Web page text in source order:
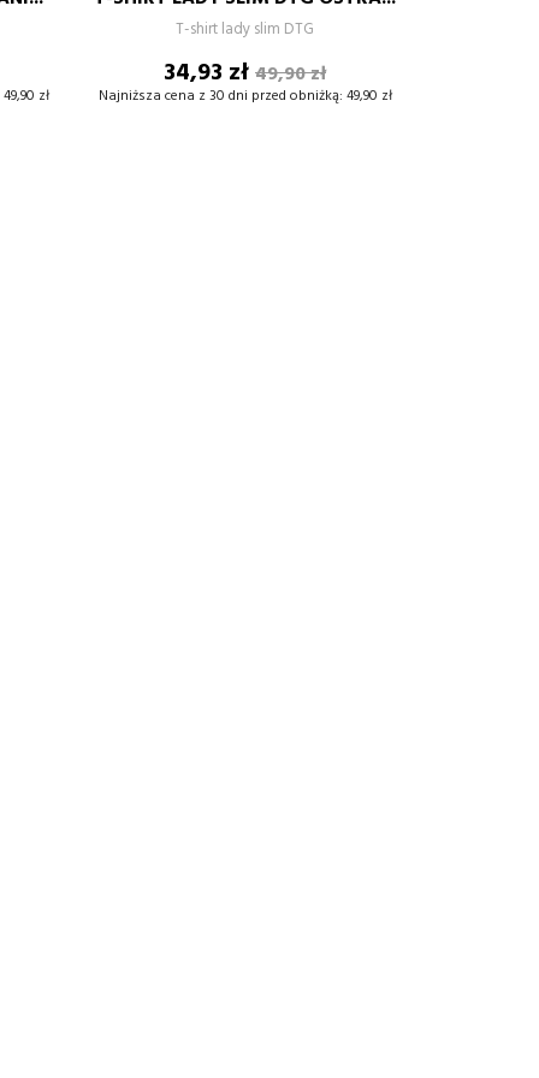
49,90 zł
T-shirt lady slim DTG
Cena
34,93 złCena
podstawowa
49,90 zł
Najniższa cena z 30 dni przed obniżką: 49,90 zł
DODAJ DO KOSZYKA